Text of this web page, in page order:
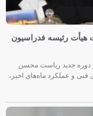
هیأت رئیسه فدراسیون
جدید ریاست محسن
و عملکرد ماه‌های اخیر،